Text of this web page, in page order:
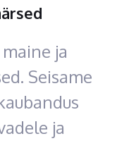
ja
Seisame
ja